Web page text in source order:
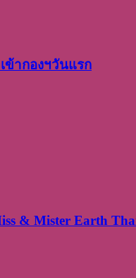
ข้ากองฯวันแรก
& Mister Earth